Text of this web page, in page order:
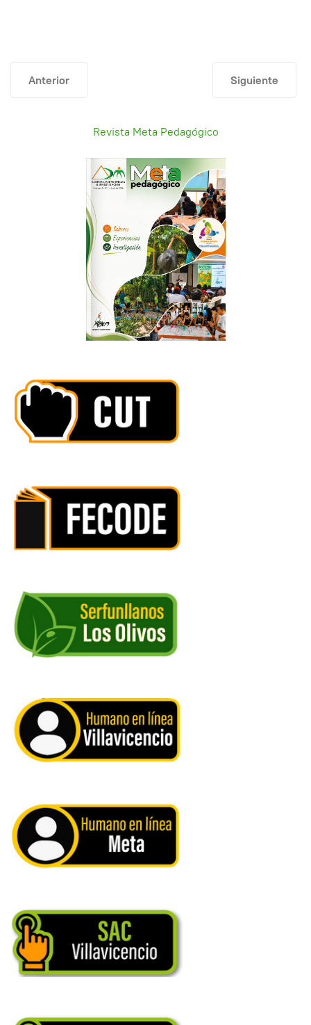
Artículo anterior: Formato accidente de trabajo
Anterior Artículo
Siguiente
Revista Meta Pedagógico